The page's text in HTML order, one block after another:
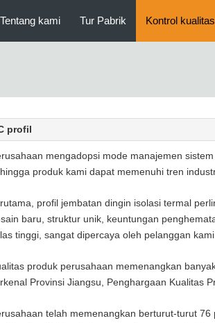
Tentang kami Tur Pabrik Kontrol kualitas
profil
mengadopsi mode manajemen
produk kami dapat memenuhi tren
profil jembatan dingin isolasi termal
baru, struktur unik, keuntungan
tinggi, sangat dipercaya oleh pelanggan kami.
produk perusahaan memenangkan
Provinsi Jiangsu, Penghargaan Kualitas
telah memenangkan berturut-turut